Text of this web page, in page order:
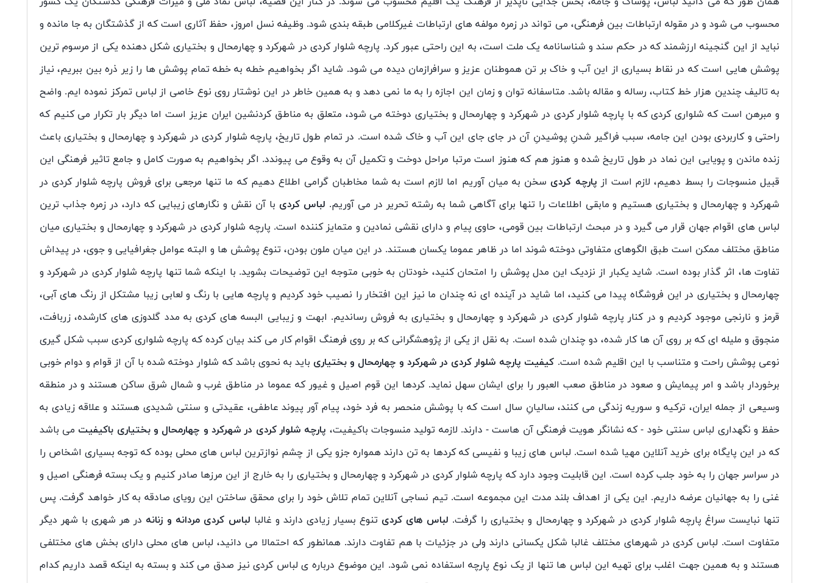
محسوب می شود و در مقوله ارتباطات بین فرهنگی، می تواند در زمره مولفه های ارتباطات غیرکلامی طبقه بندی شود. وظیفه نسل امروز، حفظ آثاری است که از گذشتگان به جا مانده و
نباید از این گنجینه ارزشمند که در حکم سند و شناسانامه یک ملت است، به این راحتی عبور کرد. پارچه شلوار کردی در شهرکرد و چهارمحال و بختیاری شکل دهنده یکی از مرسوم ترین
پوشش هایی است که در نقاط بسیاری از این آب و خاک بر تن هموطنان عزیز و سرافرازمان دیده می شود. شاید اگر بخواهیم خطه به خطه تمام پوشش ها را زیر ذره بین ببریم، نیاز
به تالیف چندین هزار خط کتاب، رساله و مقاله باشد. متاسفانه توان و زمان این اجازه را به ما نمی دهد و به همین خاطر در این نوشتار روی نوع خاصی از لباس تمرکز نموده ایم. واضح
و مبرهن است که شلواری کردی که با پارچه شلوار کردی در شهرکرد و چهارمحال و بختیاری دوخته می شود، متعلق به مناطق کردنشین ایران عزیز است اما دیگر بار تکرار می کنیم که
راحتی و کاربردی بودن این جامه، سبب فراگیر شدنِ پوشیدنِ آن در جای جای این آب و خاک شده است. در تمام طول تاریخ، پارچه شلوار کردی در شهرکرد و چهارمحال و بختیاری باعث
زنده ماندن و پویایی این نماد در طول تاریخ شده و هنوز هم که هنوز است مرتبا مراحل دوخت و تکمیل آن به وقوع می پیوندد. اگر بخواهیم به صورت کامل و جامع تاثیر فرهنگی این
قبیل منسوجات را بسط دهیم، لازم است از پارچه کردی سخن به میان آوریم اما لازم است به شما مخاطبان گرامی اطلاع دهیم که ما تنها مرجعی برای فروش پارچه شلوار کردی در
شهرکرد و چهارمحال و بختیاری هستیم و مابقی اطلاعات را تنها برای آگاهی شما به رشته تحریر در می آوریم. لباس کردی با آن نقش و نگارهای زیبایی که دارد، در زمره جذاب ترین
لباس های اقوام جهان قرار می گیرد و در مبحث ارتباطات بین قومی، حاوی پیام و دارای نقشی نمادین و متمایز کننده است. پارچه شلوار کردی در شهرکرد و چهارمحال و بختیاری میان
مناطق مختلف ممکن است طبق الگوهای متفاوتی دوخته شوند اما در ظاهر عموما یکسان هستند. در این میان ملون بودن، تنوع پوشش ها و البته عوامل جغرافیایی و جوی، در پیداش
تفاوت ها، اثر گذار بوده است. شاید یکبار از نزدیک این مدل پوشش را امتحان کنید، خودتان به خوبی متوجه این توضیحات بشوید. با اینکه شما تنها پارچه شلوار کردی در شهرکرد و
چهارمحال و بختیاری در این فروشگاه پیدا می کنید، اما شاید در آینده ای نه چندان ما نیز این افتخار را نصیب خود کردیم و پارچه هایی با رنگ و لعابی زیبا مشتکل از رنگ های آبی،
قرمز و نارنجی موجود کردیم و در کنار پارچه شلوار کردی در شهرکرد و چهارمحال و بختیاری به فروش رساندیم. ابهت و زیبایی البسه های کردی به مدد گلدوزی های کارشده، زربافت،
منجوق و ملیله ای که بر روی آن ها کار شده، دو چندان شده است. به نقل از یکی از پژوهشگرانی که بر روی فرهنگ اقوام کار می کند بیان کرده که پارچه شلواری کردی سبب شکل گیری
نوعی پوشش راحت و متناسب با این اقلیم شده است. کیفیت پارچه شلوار کردی در شهرکرد و چهارمحال و بختیاری باید به نحوی باشد که شلوار دوخته شده با آن از قوام و دوام خوبی
برخوردار باشد و امر پیمایش و صعود در مناطق صعب العبور را برای ایشان سهل نماید. کردها این قوم اصیل و غیور که عموما در مناطق غرب و شمال شرق ساکن هستند و در منطقه
وسیعی از جمله ایران، ترکیه و سوریه زندگی می‌ کنند، سالیانِ سال است که با پوشش منحصر به فرد خود، پیام آور پیوند عاطفی، عقیدتی و سنتی شدیدی هستند و علاقه زیادی به
حفظ و نگهداری لباس سنتی خود - که نشانگر هویت فرهنگی آن هاست - دارند. لازمه تولید منسوجات باکیفیت، پارچه شلوار کردی در شهرکرد و چهارمحال و بختیاری باکیفیت می باشد
که در این پایگاه برای خرید آنلاین مهیا شده است. لباس ‌های زیبا و نفیسی که کردها به تن دارند همواره جزو یکی از چشم ‌نواز‌ترین لباس ‌های محلی بوده که توجه بسیاری اشخاص را
در سراسر جهان را به خود جلب کرده است. این قابلیت وجود دارد که پارچه شلوار کردی در شهرکرد و چهارمحال و بختیاری را به خارج از این مرزها صادر کنیم و یک بسته فرهنگی اصیل و
غنی را به جهانیان عرضه داریم. این یکی از اهداف بلند مدت این مجموعه است. تیم نساجی آنلاین تمام تلاش خود را برای محقق ساختن این رویای صادقه به کار خواهد گرفت. پس
تنها نبایست سراغ پارچه شلوار کردی در شهرکرد و چهارمحال و بختیاری را گرفت. لباس ‌های کردی تنوع بسیار زیادی دارند و غالبا لباس کردی مردانه و زنانه در هر شهری با شهر دیگر
متفاوت است. لباس کردی در شهرهای مختلف غالبا شکل یکسانی دارند ولی در جزئیات با هم تفاوت دارند. همانطور که احتمالا می ‌دانید، لباس ‌های محلی دارای بخش ‌های مختلفی
هستند و به همین جهت اغلب برای تهیه این لباس ‌ها تنها از یک نوع پارچه استفاده نمی ‌شود. این موضوع درباره‌ ی لباس کردی نیز صدق می ‌کند و بسته به اینکه قصد داریم کدام